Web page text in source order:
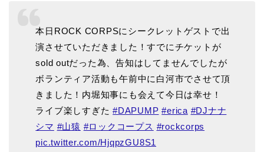
本日ROCK CORPSにシークレットゲストで出
演させていただきました！すでにチケットが
sold outだった為、告知はしてませんでしたが
ボランティア活動も午前中に白河市でさせて頂
きました！内堀知事にも会えて今日は幸せ！
ライブ楽しすぎた#DAPUMP #erica #DJナナ
シマ #山猿 #ロックコープス #rockcorps
pic.twitter.com/HjqpzGU8S1